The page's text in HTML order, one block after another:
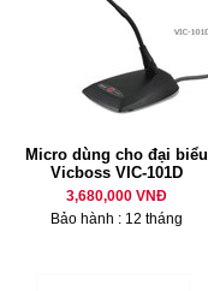
Micro dùng cho đại biểu
Vicboss VIC-101D
3,680,000 VNĐ
Bảo hành : 12 tháng